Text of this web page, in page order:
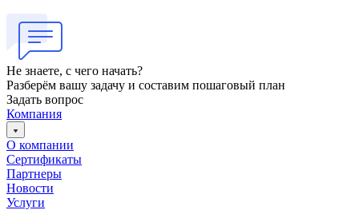
Не знаете, с чего начать?
Разберём вашу задачу и составим пошаговый план
Задать вопрос
Компания
О компании
Сертификаты
Партнеры
Новости
Услуги